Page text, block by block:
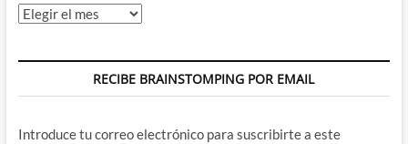
Archivos
RECIBE BRAINSTOMPING POR EMAIL
Introduce tu correo electrónico para suscribirte a este